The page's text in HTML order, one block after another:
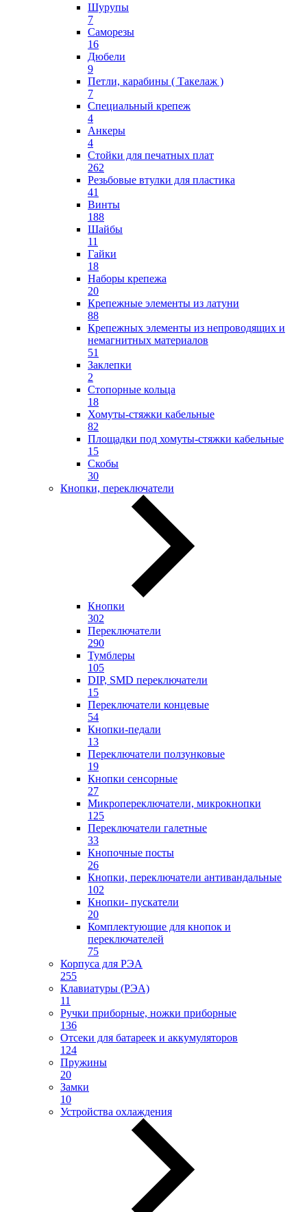
Шурупы
7
Саморезы
16
Дюбели
9
Петли, карабины ( Такелаж )
7
Специальный крепеж
4
Анкеры
4
Стойки для печатных плат
262
Резьбовые втулки для пластика
41
Винты
188
Шайбы
11
Гайки
18
Наборы крепежа
20
Крепежные элементы из латуни
88
Крепежных элементы из непроводящих и
немагнитных материалов
51
Заклепки
2
Стопорные кольца
18
Хомуты-стяжки кабельные
82
Площадки под хомуты-стяжки кабельные
15
Скобы
30
Кнопки, переключатели
Кнопки
302
Переключатели
290
Тумблеры
105
DIP, SMD переключатели
15
Переключатели концевые
54
Кнопки-педали
13
Переключатели ползунковые
19
Кнопки сенсорные
27
Микропереключатели, микрокнопки
125
Переключатели галетные
33
Кнопочные посты
26
Кнопки, переключатели антивандальные
102
Кнопки- пускатели
20
Комплектующие для кнопок и
переключателей
75
Корпуса для РЭА
255
Клавиатуры (РЭА)
11
Ручки приборные, ножки приборные
136
Отсеки для батареек и аккумуляторов
124
Пружины
20
Замки
10
Устройства охлаждения